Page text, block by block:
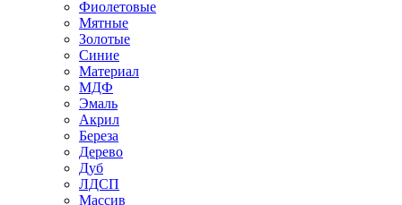
Фиолетовые
Мятные
Золотые
Синие
Материал
МДФ
Эмаль
Акрил
Береза
Дерево
Дуб
ЛДСП
Массив